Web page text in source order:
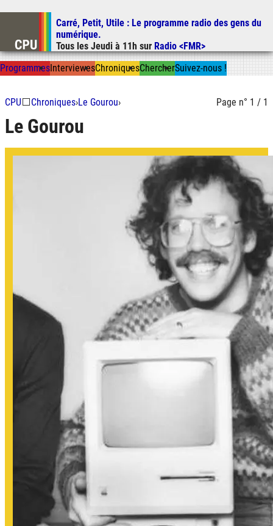
Aller au contenu
Aller à la recherche
Carré, Petit, Utile : Le programme radio des gens du
numérique.
Tous les Jeudi à 11h sur Radio <FMR>
ProgrammesInterviewesChroniquesChercherSuivez-nous !
CPU⬜Chroniques›Le Gourou› Page n° 1 / 1
Le Gourou